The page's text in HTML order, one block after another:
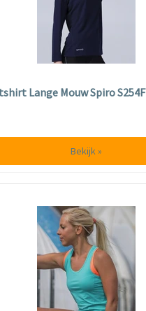
Lange Mouw Spiro S254F
Bekijk »